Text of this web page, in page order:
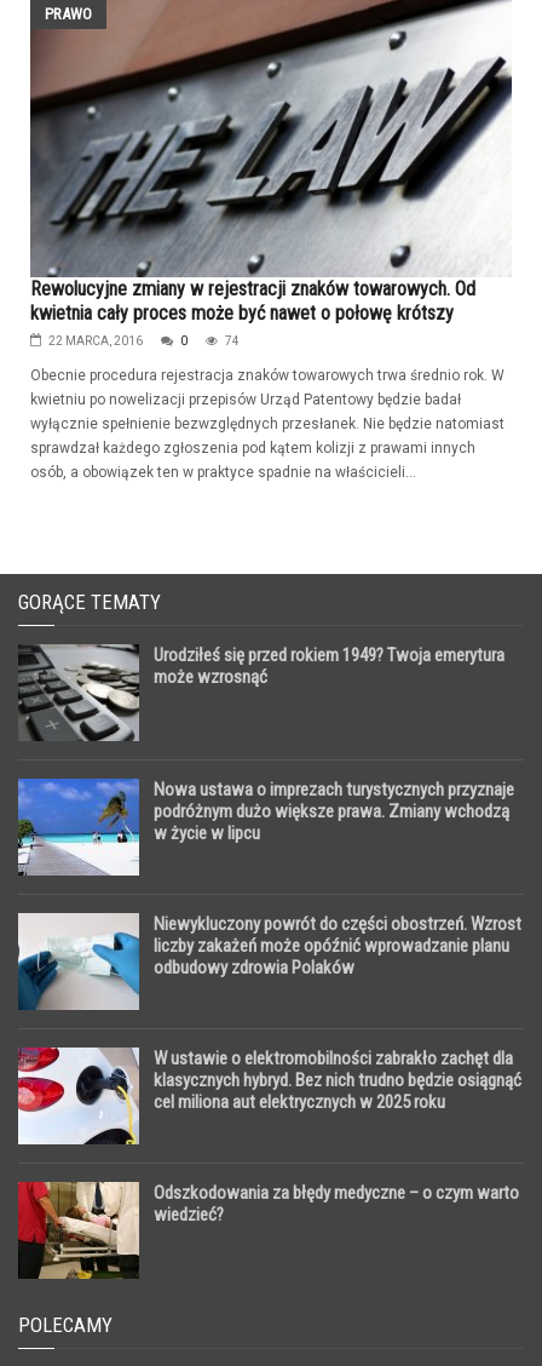
PRAWO
Rewolucyjne zmiany w rejestracji znaków towarowych. Od
kwietnia cały proces może być nawet o połowę krótszy
22 MARCA, 2016 0 74
Obecnie procedura rejestracja znaków towarowych trwa średnio rok. W
kwietniu po nowelizacji przepisów Urząd Patentowy będzie badał
wyłącznie spełnienie bezwzględnych przesłanek. Nie będzie natomiast
sprawdzał każdego zgłoszenia pod kątem kolizji z prawami innych
osób, a obowiązek ten w praktyce spadnie na właścicieli...
GORĄCE TEMATY
Urodziłeś się przed rokiem 1949? Twoja emerytura
może wzrosnąć
Nowa ustawa o imprezach turystycznych przyznaje
podróżnym dużo większe prawa. Zmiany wchodzą
w życie w lipcu
Niewykluczony powrót do części obostrzeń. Wzrost
liczby zakażeń może opóźnić wprowadzanie planu
odbudowy zdrowia Polaków
W ustawie o elektromobilności zabrakło zachęt dla
klasycznych hybryd. Bez nich trudno będzie osiągnąć
cel miliona aut elektrycznych w 2025 roku
Odszkodowania za błędy medyczne – o czym warto
wiedzieć?
POLECAMY